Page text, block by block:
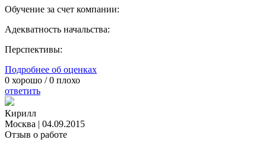
Обучение за счет компании:
Адекватность начальства:
Перспективы:
Подробнее об оценках
0 хорошо /0 плохо
ответить
Кирилл
Москва | 04.09.2015
Отзыв о работе